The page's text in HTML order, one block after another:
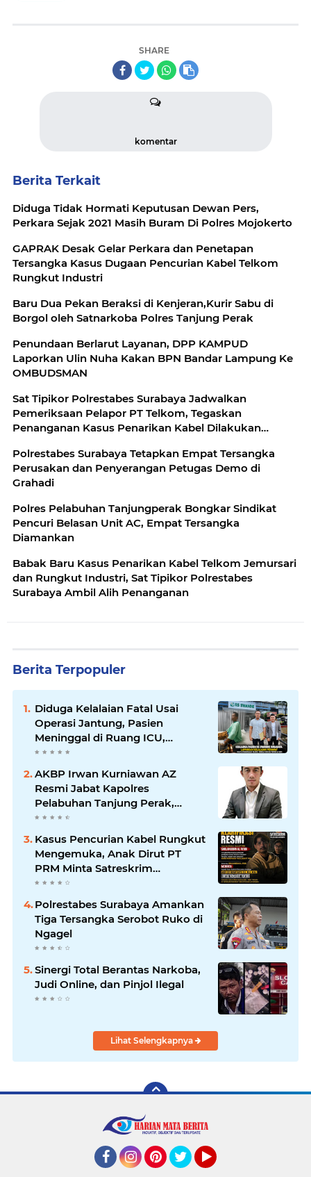
SHARE
komentar
Berita Terkait
Diduga Tidak Hormati Keputusan Dewan Pers,
Perkara Sejak 2021 Masih Buram Di Polres Mojokerto
GAPRAK Desak Gelar Perkara dan Penetapan
Tersangka Kasus Dugaan Pencurian Kabel Telkom
Rungkut Industri
Baru Dua Pekan Beraksi di Kenjeran,Kurir Sabu di
Borgol oleh Satnarkoba Polres Tanjung Perak
Penundaan Berlarut Layanan, DPP KAMPUD
Laporkan Ulin Nuha Kakan BPN Bandar Lampung Ke
OMBUDSMAN
Sat Tipikor Polrestabes Surabaya Jadwalkan
Pemeriksaan Pelapor PT Telkom, Tegaskan
Penanganan Kasus Penarikan Kabel Dilakukan
Polrestabes Surabaya Tetapkan Empat Tersangka
Perusakan dan Penyerangan Petugas Demo di
Grahadi
Polres Pelabuhan Tanjungperak Bongkar Sindikat
Pencuri Belasan Unit AC, Empat Tersangka
Diamankan
Babak Baru Kasus Penarikan Kabel Telkom Jemursari
dan Rungkut Industri, Sat Tipikor Polrestabes
Surabaya Ambil Alih Penanganan
Berita Terpopuler
Diduga Kelalaian Fatal Usai
Operasi Jantung, Pasien
Meninggal di Ruang ICU,
Keluarga Tuntut RSUD dr.
Jawab
AKBP Irwan Kurniawan AZ
Resmi Jabat Kapolres
Pelabuhan Tanjung Perak,
Pimpinan Redaksi
Sampaikan Ucapan Selamat
Kasus Pencurian Kabel Rungkut
Mengemuka, Anak Dirut PT
PRM Minta Satreskrim
Polrestabes Surabaya Usut
Polrestabes Surabaya Amankan
Tiga Tersangka Serobot Ruko di
Ngagel
Sinergi Total Berantas Narkoba,
Judi Online, dan Pinjol Ilegal
Lihat Selengkapnya